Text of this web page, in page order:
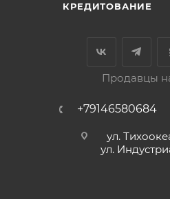
КРЕДИТОВАНИЕ
Продавцы
+79146580684
ул.
ул.